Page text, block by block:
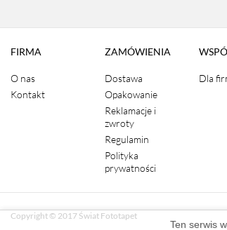
FIRMA
O nas
Kontakt
ZAMÓWIENIA
Dostawa
Opakowanie
Reklamacje i
zwroty
Regulamin
Polityka
prywatności
Dla
Copyright © 2017 Świat Fototapet
Ten serwis